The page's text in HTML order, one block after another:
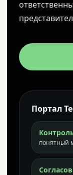
Портал
понятный